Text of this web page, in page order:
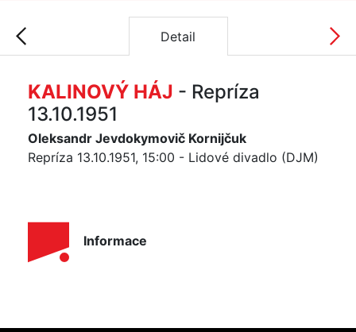
Detail
KALINOVÝ HÁJ - Repríza
13.10.1951
Oleksandr Jevdokymovič Kornijčuk
Repríza 13.10.1951, 15:00 - Lidové divadlo (DJM)
Informace